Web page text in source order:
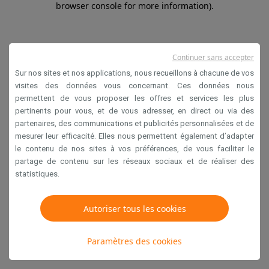
browser console for more information).
Sur nos sites et nos applications, nous recueillons à chacune de vos
visites des données vous concernant. Ces données nous
permettent de vous proposer les offres et services les plus
pertinents pour vous, et de vous adresser, en direct ou via des
partenaires, des communications et publicités personnalisées et de
mesurer leur efficacité. Elles nous permettent également d’adapter
le contenu de nos sites à vos préférences, de vous faciliter le
partage de contenu sur les réseaux sociaux et de réaliser des
statistiques.
Autoriser tous les cookies
Paramètres des cookies
Continuer sans accepter